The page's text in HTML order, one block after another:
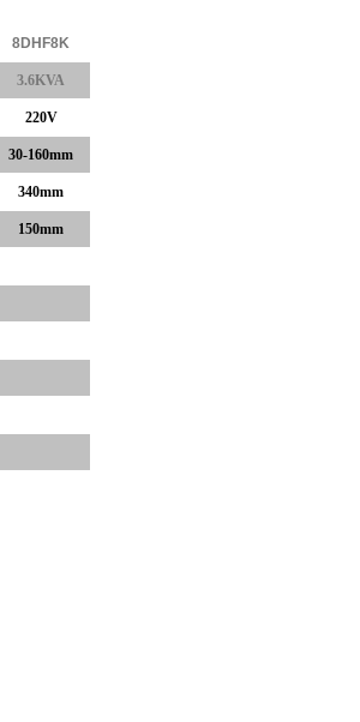
8DHF8K
3.6KVA
220V
30-160mm
340mm
150mm